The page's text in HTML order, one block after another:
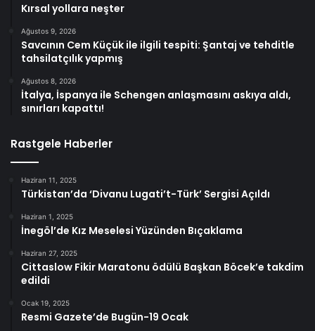
Kırsal yollara neşter
Ağustos 9, 2026
Savcının Cem Küçük ile ilgili tespiti: Şantaj ve tehditle
tahsilatçılık yapmış
Ağustos 8, 2026
İtalya, İspanya ile Schengen anlaşmasını askıya aldı,
sınırları kapattı!
Rastgele Haberler
Haziran 11, 2025
Türkistan’da ‘Divanu Lugati’t-Türk’ Sergisi Açıldı
Haziran 1, 2025
İnegöl’de Kız Meselesi Yüzünden Bıçaklama
Haziran 27, 2025
Cittaslow Fikir Maratonu ödülü Başkan Böcek’e takdim
edildi
Ocak 19, 2025
Resmi Gazete’de Bugün-19 Ocak